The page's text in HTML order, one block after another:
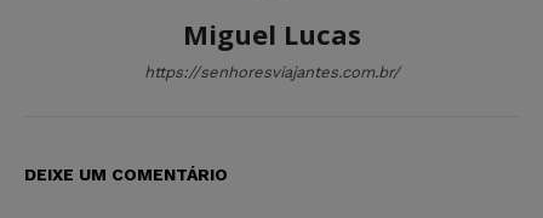
Miguel Lucas
https://senhoresviajantes.com.br/
DEIXE UM COMENTÁRIO